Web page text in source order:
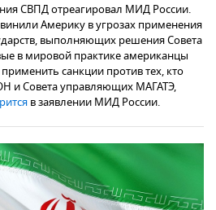
СВПД отреагировал МИД России.
Америку в угрозах применения
выполняющих решения Совета
в мировой практике американцы
санкции против тех, кто
и Совета управляющих МАГАТЭ,
в заявлении МИД России.